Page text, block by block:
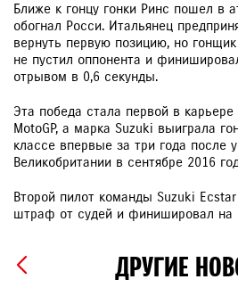
Ближе к гонцу гонки Ринс пошел в
обогнал Росси. Итальянец
вернуть первую позицию, но
не пустил оппонента и
отрывом в 0,6 секунды.
Эта победа стала первой в
MotoGP, а марка Suzuki выиграла
классе впервые за три года после
Великобритании в сентябре 2016
Второй пилот команды Suzuki
штраф от судей и финишировал на
ДРУГИЕ